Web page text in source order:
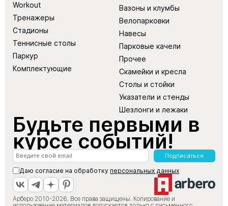
Workout
Тренажеры
Стадионы
Теннисные столы
Паркур
Комплектующие
Вазоны и клумбы
Велопарковки
Навесы
Парковые качели
Прочее
Скамейки и кресла
Столы и стойки
Указатели и стенды
Шезлонги и лежаки
Будьте первыми в
курсе событий!
Подписаться
Даю согласие на обработку персональных данных
Арберо 2010-2026. Все права защищены. Копирование и